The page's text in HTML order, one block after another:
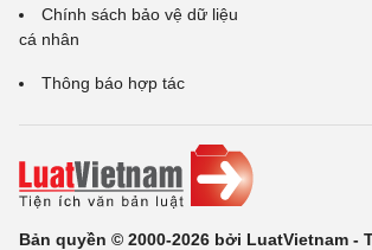
Chính sách bảo vệ dữ liệu
cá nhân
Thông báo hợp tác
Bản quyền © 2000-2026 bởi LuatVietnam -